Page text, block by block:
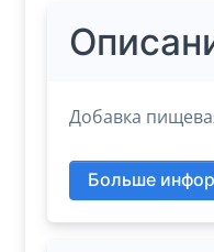
Добавка
Больше